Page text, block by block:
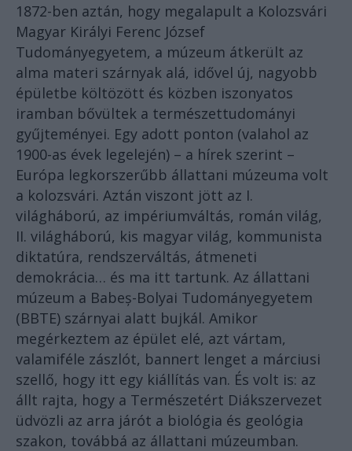
1872-ben aztán, hogy megalapult a Kolozsvári
Magyar Királyi Ferenc József
Tudományegyetem, a múzeum átkerült az
alma materi szárnyak alá, idővel új, nagyobb
épületbe költözött és közben iszonyatos
iramban bővültek a természettudományi
gyűjteményei. Egy adott ponton (valahol az
1900-as évek legelején) – a hírek szerint –
Európa legkorszerűbb állattani múzeuma volt
a kolozsvári. Aztán viszont jött az I.
világháború, az impériumváltás, román világ,
II. világháború, kis magyar világ, kommunista
diktatúra, rendszerváltás, átmeneti
demokrácia… és ma itt tartunk. Az állattani
múzeum a Babeș-Bolyai Tudományegyetem
(BBTE) szárnyai alatt bujkál. Amikor
megérkeztem az épület elé, azt vártam,
valamiféle zászlót, bannert lenget a márciusi
szellő, hogy itt egy kiállítás van. És volt is: az
állt rajta, hogy a Természetért Diákszervezet
üdvözli az arra járót a biológia és geológia
szakon, továbbá az állattani múzeumban.